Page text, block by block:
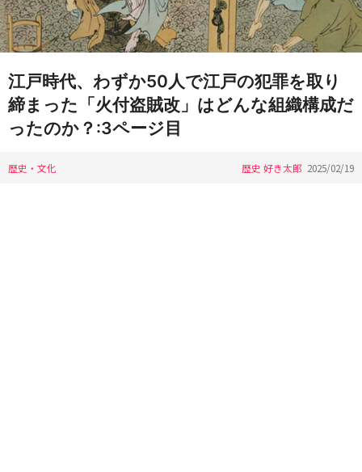
江戸時代、わずか50人で江戸の犯罪を取り
締まった「火付盗賊改」はどんな組織構成だ
ったのか？:3ページ目
歴史・文化 歴史 好き太郎 2025/02/19